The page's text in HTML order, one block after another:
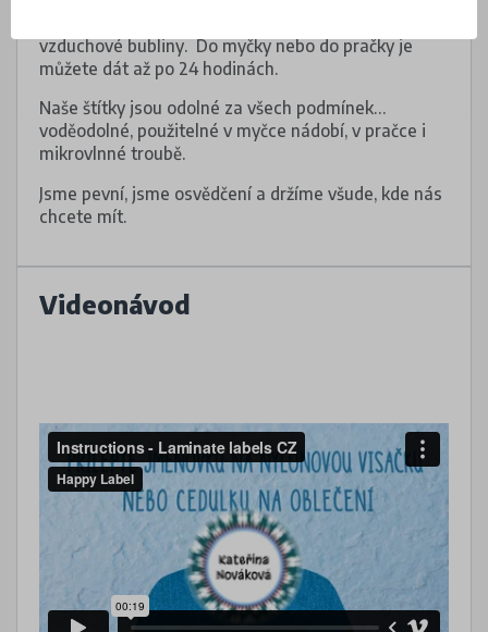
vzduchové bubliny. Do myčky nebo do pračky je
můžete dát až po 24 hodinách.
Naše štítky jsou odolné za všech podmínek…
voděodolné, použitelné v myčce nádobí, v pračce i
mikrovlnné troubě.
Jsme pevní, jsme osvědčení a držíme všude, kde nás
chcete mít.
Videonávod